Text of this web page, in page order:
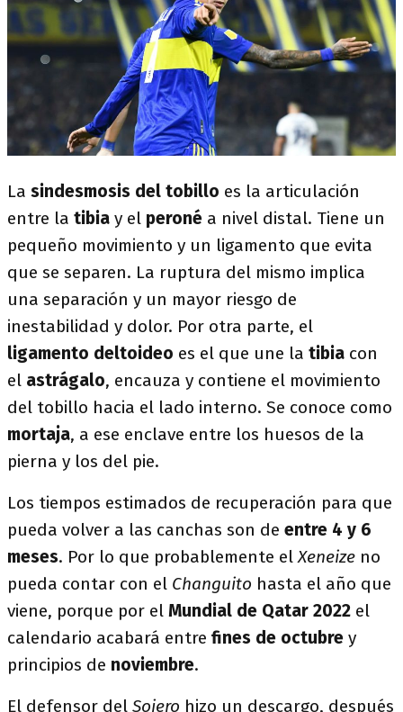
La sindesmosis del tobillo es la articulación
entre la tibia y el peroné a nivel distal. Tiene un
pequeño movimiento y un ligamento que evita
que se separen. La ruptura del mismo implica
una separación y un mayor riesgo de
inestabilidad y dolor. Por otra parte, el
ligamento deltoideo es el que une la tibia con
el astrágalo, encauza y contiene el movimiento
del tobillo hacia el lado interno. Se conoce como
mortaja, a ese enclave entre los huesos de la
pierna y los del pie.
Los tiempos estimados de recuperación para que
pueda volver a las canchas son de entre 4 y 6
meses. Por lo que probablemente elXeneize no
pueda contar con el Changuito hasta el año que
viene, porque por el Mundial de Qatar 2022 el
calendario acabará entre fines de octubre y
principios de noviembre.
El defensor del Sojero hizo un descargo, después